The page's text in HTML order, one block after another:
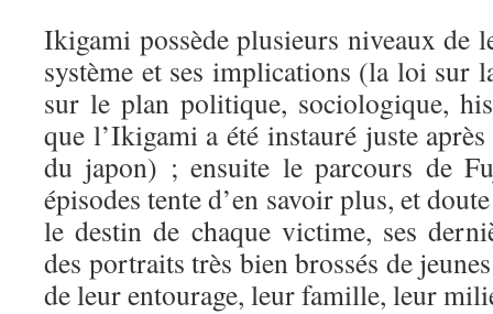
Ikigami possède plusieurs niveaux de
système et ses implications (la loi sur
sur le plan politique, sociologique,
que l’Ikigami a été instauré juste
du japon) ; ensuite le parcours de
épisodes tente d’en savoir plus, et
le destin de chaque victime, ses
des portraits très bien brossés de
de leur entourage, leur famille, leur